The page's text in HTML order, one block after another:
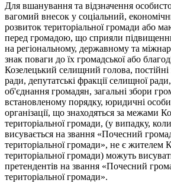
Для вшанування та відзначення
вагомий внесок у соціальний,
розвиток територіальної громади або
перед громадою, що сприяли
на регіональному, державному та
знак поваги до їх громадської або
Козелецький селищний голова, постійні
ради, депутатські фракції селищної
об'єднання громадян, загальні збори
встановленому порядку, юридичні
організації, що знаходяться за межами
територіальної громади, (у випадку,
висувається на звання «Почесний
територіальної громади», не є жителем
територіальної громади) можуть
претендентів на звання «Почесний
територіальної громади».